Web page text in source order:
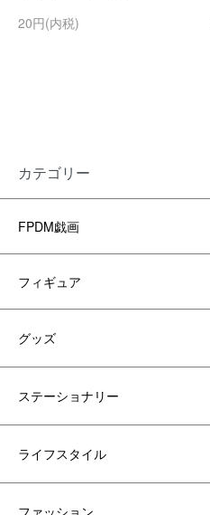
20円(内税)
カテゴリー
FPDM戯画
フィギュア
グッズ
ステーショナリー
ライフスタイル
ファッション